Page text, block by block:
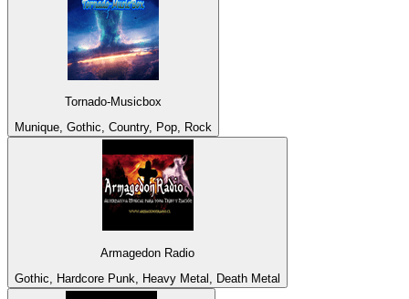
Tornado-Musicbox
Munique, Gothic, Country, Pop, Rock
Armagedon Radio
Gothic, Hardcore Punk, Heavy Metal, Death Metal